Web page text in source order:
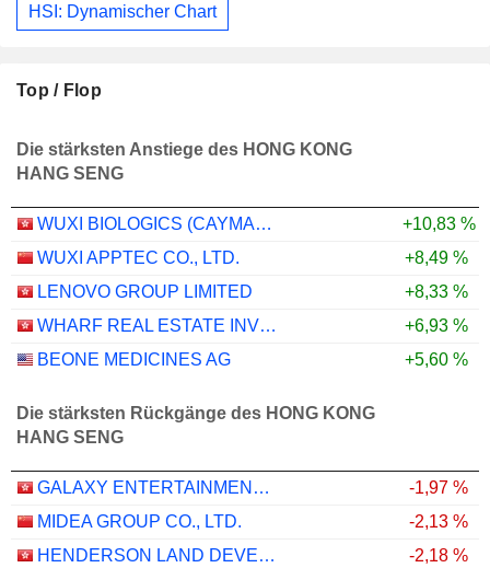
HSI: Dynamischer Chart
Top / Flop
Die stärksten Anstiege des HONG KONG
HANG SENG
WUXI BIOLOGICS (CAYMAN) INC.
+10,83 %
WUXI APPTEC CO., LTD.
+8,49 %
LENOVO GROUP LIMITED
+8,33 %
WHARF REAL ESTATE INVESTMENT COMPANY LIMITED
+6,93 %
BEONE MEDICINES AG
+5,60 %
Die stärksten Rückgänge des HONG KONG
HANG SENG
GALAXY ENTERTAINMENT GROUP LIMITED
-1,97 %
MIDEA GROUP CO., LTD.
-2,13 %
HENDERSON LAND DEVELOPMENT COMPANY LIMITED
-2,18 %